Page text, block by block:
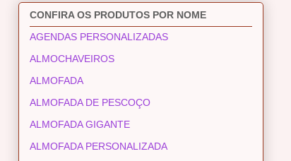
CONFIRA OS PRODUTOS POR NOME
AGENDAS PERSONALIZADAS
ALMOCHAVEIROS
ALMOFADA
ALMOFADA DE PESCOÇO
ALMOFADA GIGANTE
ALMOFADA PERSONALIZADA